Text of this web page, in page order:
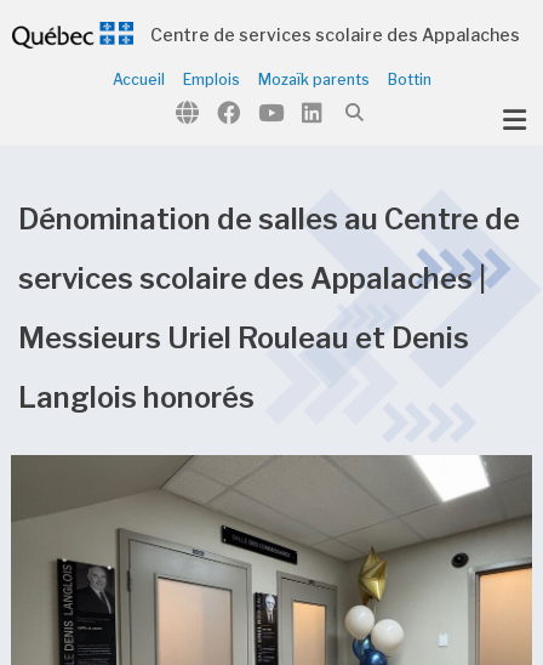
(Notre organisation )
Centre de services scolaire des Appalaches
Accueil Emplois Mozaïk parents Bottin
Dénomination de salles au Centre de
services scolaire des Appalaches |
Messieurs Uriel Rouleau et Denis
Langlois honorés